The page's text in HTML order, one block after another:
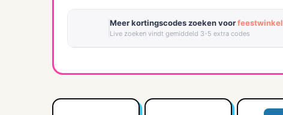
Meer kortingscodes zoeken voorfeestwinkel
Live zoeken vindt gemiddeld 3-5 extra codes